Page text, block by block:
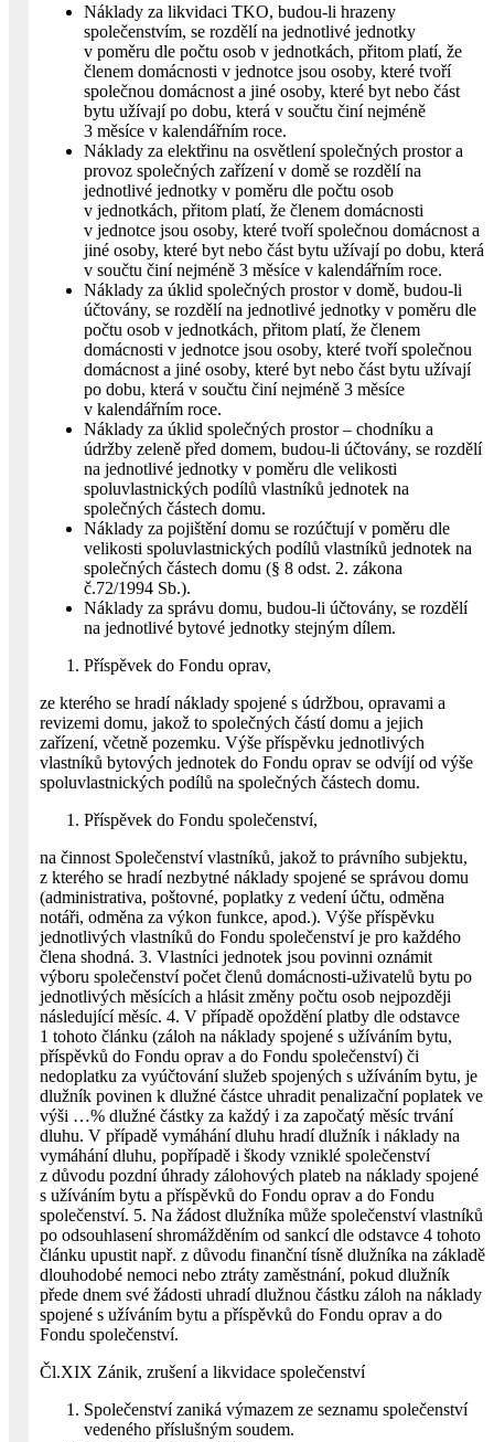
Náklady za likvidaci TKO, budou-li hrazeny
společenstvím, se rozdělí na jednotlivé jednotky
v poměru dle počtu osob v jednotkách, přitom platí, že
členem domácnosti v jednotce jsou osoby, které tvoří
společnou domácnost a jiné osoby, které byt nebo část
bytu užívají po dobu, která v součtu činí nejméně
3 měsíce v kalendářním roce.
Náklady za elektřinu na osvětlení společných prostor a
provoz společných zařízení v domě se rozdělí na
jednotlivé jednotky v poměru dle počtu osob
v jednotkách, přitom platí, že členem domácnosti
v jednotce jsou osoby, které tvoří společnou domácnost a
jiné osoby, které byt nebo část bytu užívají po dobu, která
v součtu činí nejméně 3 měsíce v kalendářním roce.
Náklady za úklid společných prostor v domě, budou-li
účtovány, se rozdělí na jednotlivé jednotky v poměru dle
počtu osob v jednotkách, přitom platí, že členem
domácnosti v jednotce jsou osoby, které tvoří společnou
domácnost a jiné osoby, které byt nebo část bytu užívají
po dobu, která v součtu činí nejméně 3 měsíce
v kalendářním roce.
Náklady za úklid společných prostor – chodníku a
údržby zeleně před domem, budou-li účtovány, se rozdělí
na jednotlivé jednotky v poměru dle velikosti
spoluvlastnických podílů vlastníků jednotek na
společných částech domu.
Náklady za pojištění domu se rozúčtují v poměru dle
velikosti spoluvlastnických podílů vlastníků jednotek na
společných částech domu (§ 8 odst. 2. zákona
č.72/1994 Sb.).
Náklady za správu domu, budou-li účtovány, se rozdělí
na jednotlivé bytové jednotky stejným dílem.
Příspěvek do Fondu oprav,
ze kterého se hradí náklady spojené s údržbou, opravami a
revizemi domu, jakož to společných částí domu a jejich
zařízení, včetně pozemku. Výše příspěvku jednotlivých
vlastníků bytových jednotek do Fondu oprav se odvíjí od výše
spoluvlastnických podílů na společných částech domu.
Příspěvek do Fondu společenství,
na činnost Společenství vlastníků, jakož to právního subjektu,
z kterého se hradí nezbytné náklady spojené se správou domu
(administrativa, poštovné, poplatky z vedení účtu, odměna
notáři, odměna za výkon funkce, apod.). Výše příspěvku
jednotlivých vlastníků do Fondu společenství je pro každého
člena shodná. 3. Vlastníci jednotek jsou povinni oznámit
výboru společenství počet členů domácnosti-uživatelů bytu po
jednotlivých měsících a hlásit změny počtu osob nejpozději
následující měsíc. 4. V případě opoždění platby dle odstavce
1 tohoto článku (záloh na náklady spojené s užíváním bytu,
příspěvků do Fondu oprav a do Fondu společenství) či
nedoplatku za vyúčtování služeb spojených s užíváním bytu, je
dlužník povinen k dlužné částce uhradit penalizační poplatek ve
výši …% dlužné částky za každý i za započatý měsíc trvání
dluhu. V případě vymáhání dluhu hradí dlužník i náklady na
vymáhání dluhu, popřípadě i škody vzniklé společenství
z důvodu pozdní úhrady zálohových plateb na náklady spojené
s užíváním bytu a příspěvků do Fondu oprav a do Fondu
společenství. 5. Na žádost dlužníka může společenství vlastníků
po odsouhlasení shromážděním od sankcí dle odstavce 4 tohoto
článku upustit např. z důvodu finanční tísně dlužníka na základě
dlouhodobé nemoci nebo ztráty zaměstnání, pokud dlužník
přede dnem své žádosti uhradí dlužnou částku záloh na náklady
spojené s užíváním bytu a příspěvků do Fondu oprav a do
Fondu společenství.
Čl.XIX Zánik, zrušení a likvidace společenství
Společenství zaniká výmazem ze seznamu společenství
vedeného příslušným soudem.